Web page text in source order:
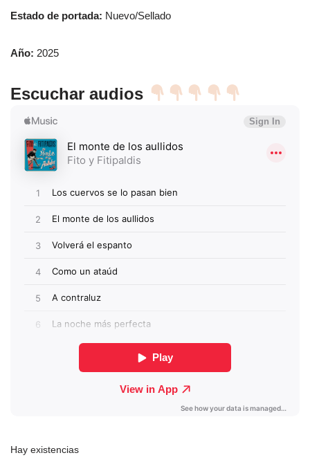
Estado de portada: Nuevo/Sellado
Año: 2025
Escuchar audios
Hay existencias